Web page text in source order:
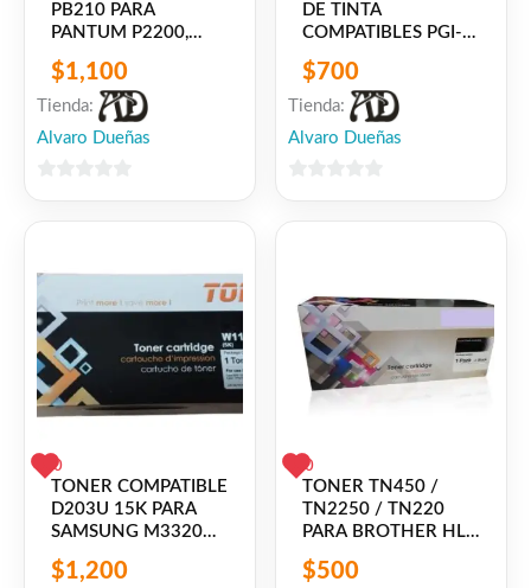
PB210 PARA
PANTUM P2200,
P2500, P2500W,
M6500NW, M6550,
M6550NW,
M6600NW
$1,100
Tienda:
Alvaro Dueñas
DE TINTA
COMPATIBLES PGI-
150 / CLI-151 PARA
CANON PIXMA
IP7210 / IX6810 /
MG5410 / MG5510 /
MG6310 / MG6410 /
$700
Tienda:
Alvaro Dueñas
0
TONER COMPATIBLE
D203U 15K PARA
SAMSUNG M3320
M3870 M4020
$1,200
0
TONER TN450 /
TN2250 / TN220
PARA BROTHER HL-
DCP-
$500